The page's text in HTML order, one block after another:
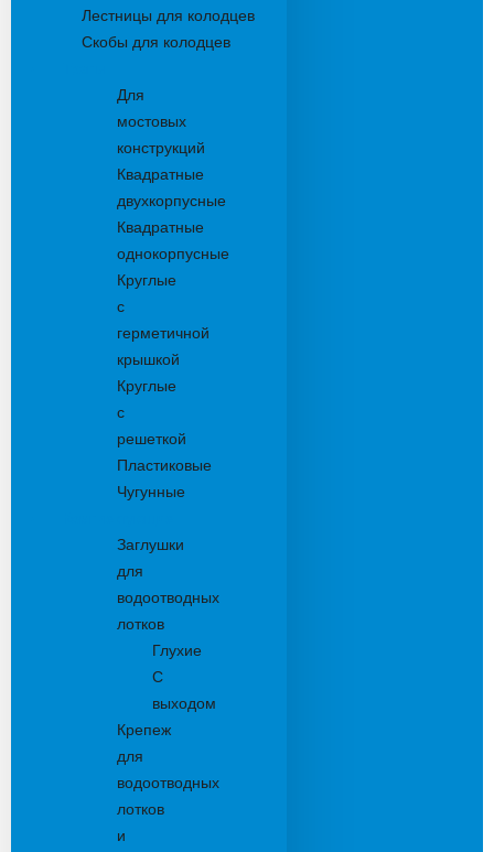
Лестницы для колодцев
Скобы для колодцев
Для
мостовых
конструкций
Квадратные
двухкорпусные
Квадратные
однокорпусные
Круглые
с
герметичной
крышкой
Круглые
с
решеткой
Пластиковые
Чугунные
Заглушки
для
водоотводных
лотков
Глухие
С
выходом
Крепеж
для
водоотводных
лотков
и